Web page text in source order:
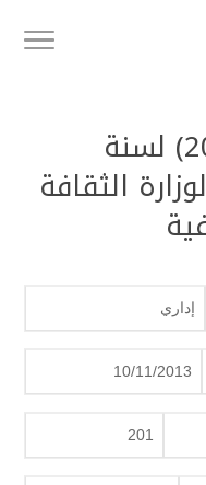
قرار جمهوري رقم (201) لسنة
الثقافة
إداري
10/11/2013
201